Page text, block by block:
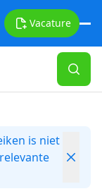
Vacature
is niet